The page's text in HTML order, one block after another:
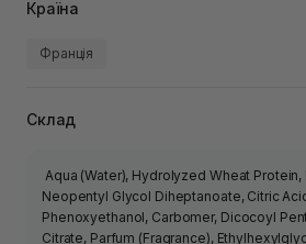
Країна
Франція
Склад
Aqua (Water), Hydrolyzed Wheat Protein,
Neopentyl Glycol Diheptanoate, Citric
Phenoxyethanol, Carbomer, Dicocoyl
Citrate, Parfum (Fragrance),